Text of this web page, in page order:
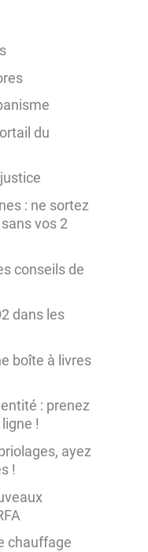
du
: ne sortez
vos 2
conseils de
dans les
boîte à livres
: prenez
!
ayez
!
chauffage